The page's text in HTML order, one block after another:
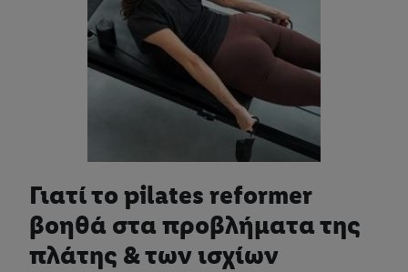
Γιατί το pilates reformer
βοηθά στα προβλήματα της
πλάτης & των ισχίων